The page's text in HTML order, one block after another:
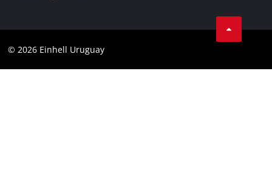
Cumplimiento
Garantía PurePower Brushless
© 2026 Einhell Uruguay